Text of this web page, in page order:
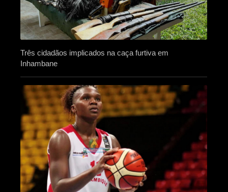
Três cidadãos implicados na caça furtiva em
Inhambane